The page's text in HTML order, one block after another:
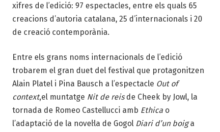
xifres de l’edició: 97 espectacles, entre els quals 65
creacions d’autoria catalana, 25 d’internacionals i 20
de creació contemporània.
Entre els grans noms internacionals de l’edició
trobarem el gran duet del festival que protagonitzen
Alain Platel i Pina Bausch a l’espectacle Out of
context,el muntatge Nit de reisde Cheek by Jowl, la
tornada de Romeo Castellucci amb Ethica o
l’adaptació de la novel·la de Gogol Diari d’un boiga